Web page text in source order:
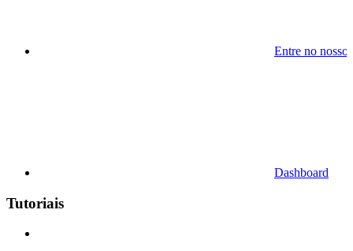
Entre no nosso
Dashboard
Tutoriais